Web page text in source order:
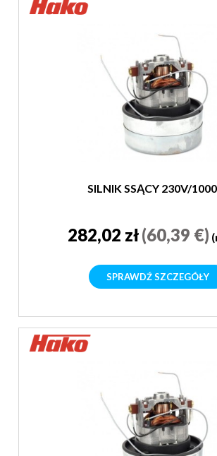
SILNIK SSĄCY 230V/
282,02 zł(60,39 €)
SPRAWDŹ SZCZEGÓŁY